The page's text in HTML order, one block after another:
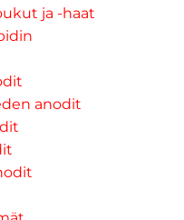
ja -haat
anodit